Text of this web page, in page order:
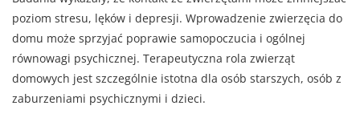
poziom stresu, lęków i depresji. Wprowadzenie zwierzęcia do
domu może sprzyjać poprawie samopoczucia i ogólnej
równowagi psychicznej. Terapeutyczna rola zwierząt
domowych jest szczególnie istotna dla osób starszych, osób z
zaburzeniami psychicznymi i dzieci.